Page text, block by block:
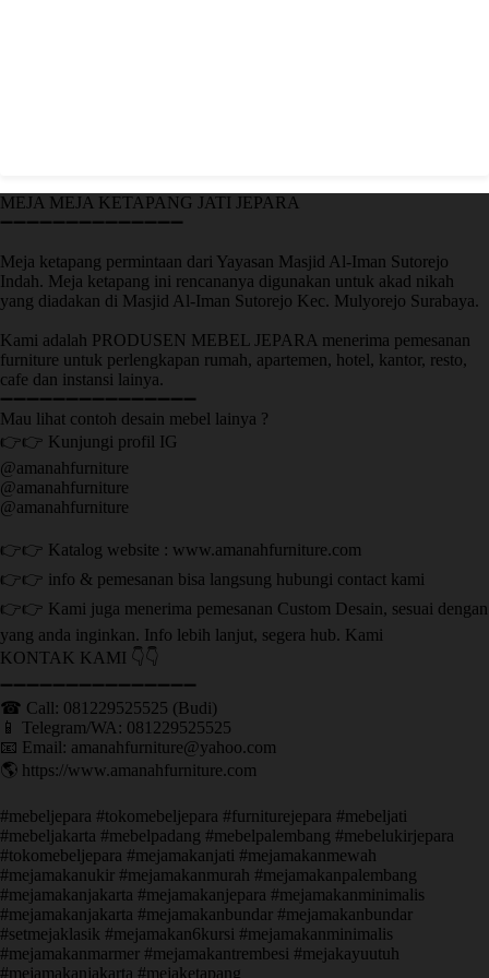
MEJA MEJA KETAPANG JATI JEPARA
➖➖➖➖➖➖➖➖➖➖➖➖➖➖
Meja ketapang permintaan dari Yayasan Masjid Al-Iman Sutorejo
Indah. Meja ketapang ini rencananya digunakan untuk akad nikah
yang diadakan di Masjid Al-Iman Sutorejo Kec. Mulyorejo Surabaya.
Kami adalah PRODUSEN MEBEL JEPARA menerima pemesanan
furniture untuk perlengkapan rumah, apartemen, hotel, kantor, resto,
cafe dan instansi lainya.
➖➖➖➖➖➖➖➖➖➖➖➖➖➖➖
Mau lihat contoh desain mebel lainya ?
👉👉 Kunjungi profil IG
@amanahfurniture
@amanahfurniture
@amanahfurniture
👉👉 Katalog website : www.amanahfurniture.com
👉👉 info & pemesanan bisa langsung hubungi contact kami
👉👉 Kami juga menerima pemesanan Custom Desain, sesuai dengan
yang anda inginkan. Info lebih lanjut, segera hub. Kami
KONTAK KAMI 👇👇
➖➖➖➖➖➖➖➖➖➖➖➖➖➖➖ ㅤ
☎ Call: 081229525525 (Budi)
📱 Telegram/WA: 081229525525
📧 Email: amanahfurniture@yahoo.com
🌎 https://www.amanahfurniture.com
#mebeljepara #tokomebeljepara #furniturejepara #mebeljati
#mebeljakarta #mebelpadang #mebelpalembang #mebelukirjepara
#tokomebeljepara #mejamakanjati #mejamakanmewah
#mejamakanukir #mejamakanmurah #mejamakanpalembang
#mejamakanjakarta #mejamakanjepara #mejamakanminimalis
#mejamakanjakarta #mejamakanbundar #mejamakanbundar
#setmejaklasik #mejamakan6kursi #mejamakanminimalis
#mejamakanmarmer #mejamakantrembesi #mejakayuutuh
#mejamakanjakarta #mejaketapang